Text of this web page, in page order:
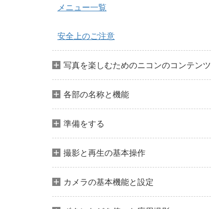
メニュー一覧
安全上のご注意
写真を楽しむためのニコンのコンテンツ
各部の名称と機能
準備をする
撮影と再生の基本操作
カメラの基本機能と設定